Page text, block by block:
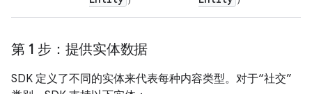
第 1 步：提供实体数据
SDK 定义了不同的实体来代表每种内容类型。对于“社交”